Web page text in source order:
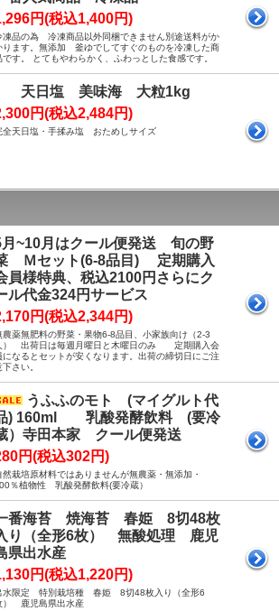
円(税込1,400円)
凍品の為 冷凍商品以外同梱できません別途送料がか
ります。無添加 釜ゆでしてすぐのものを冷凍した商
です。 とてもやわらかく、ふわっとした食感です。
天日塩 美味海 大粒1kg
円(税込2,484円)
全天日塩・手揉み塩 おためしサイズ
~10月はクール便発送 旬の野
Ｍセット(6-8品目) 定期購入
員様特典、税込2100円さらにク
ル代金324円サービス
円(税込2,344円)
農薬無肥料の野菜・果物6-8品目、小家族向け（2-3
） 出荷日は毎週月曜日と木曜日のみ 定期購入会
になるとセットが安くなります。出荷の締切日にご注
下さい。
うふふのモト (マイグルト代
) 160ml 乳酸発酵飲料 (要冷
）寺田本家 クール便発送
円(税込302円)
然栽培原材料ではありませんが無農薬・無添加・
％植物性 乳酸発酵飲料(要冷蔵）
番海苔 焼海苔 春姫 8切48枚
り（全形6枚） 無酸処理 鹿児
県出水産
円(税込1,220円)
水限定 特別栽培種 春姫 8切48枚入り（全形6
） 鹿児島県出水産